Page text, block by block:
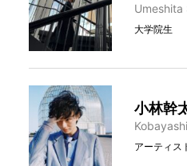
Umeshita
大学院生
小林幹
アーティス